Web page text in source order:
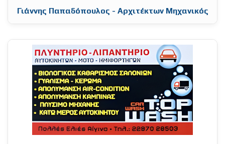
Γιάννης Παπαδόπουλος - Αρχιτέκτων Μηχανικός